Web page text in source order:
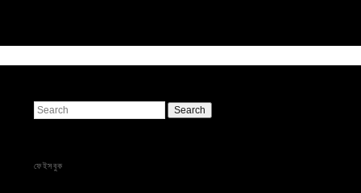
Search
ফেইসবুক